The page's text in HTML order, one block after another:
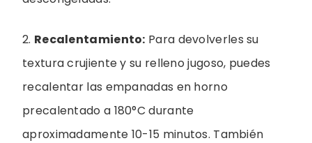
2. Recalentamiento: Para devolverles su
textura crujiente y su relleno jugoso, puedes
recalentar las empanadas en horno
precalentado a 180°C durante
aproximadamente 10-15 minutos. También